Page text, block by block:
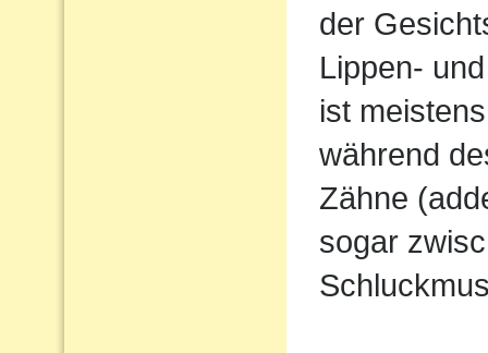
der
Lippen-
ist
während
Zähne
sogar